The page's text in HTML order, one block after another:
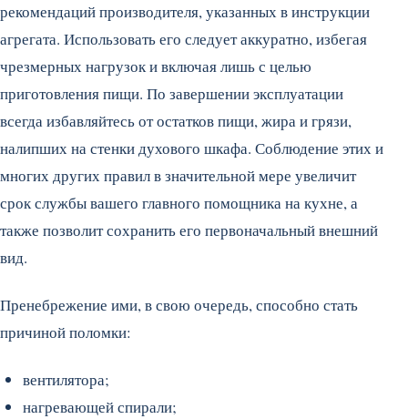
рекомендаций производителя, указанных в инструкции
агрегата. Использовать его следует аккуратно, избегая
чрезмерных нагрузок и включая лишь с целью
приготовления пищи. По завершении эксплуатации
всегда избавляйтесь от остатков пищи, жира и грязи,
налипших на стенки духового шкафа. Соблюдение этих и
многих других правил в значительной мере увеличит
срок службы вашего главного помощника на кухне, а
также позволит сохранить его первоначальный внешний
вид.
Пренебрежение ими, в свою очередь, способно стать
причиной поломки:
вентилятора;
нагревающей спирали;